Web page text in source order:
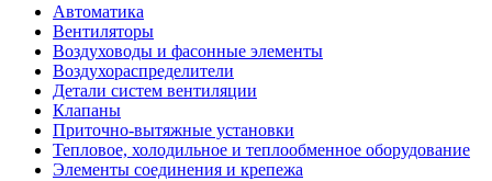
Автоматика
Вентиляторы
Воздуховоды и фасонные элементы
Воздухораспределители
Детали систем вентиляции
Клапаны
Приточно-вытяжные установки
Тепловое, холодильное и теплообменное оборудование
Элементы соединения и крепежа